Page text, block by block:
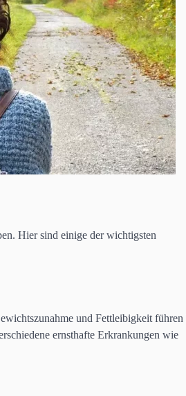
Hier sind einige der wichtigsten
und Fettleibigkeit führen
ernsthafte Erkrankungen wie